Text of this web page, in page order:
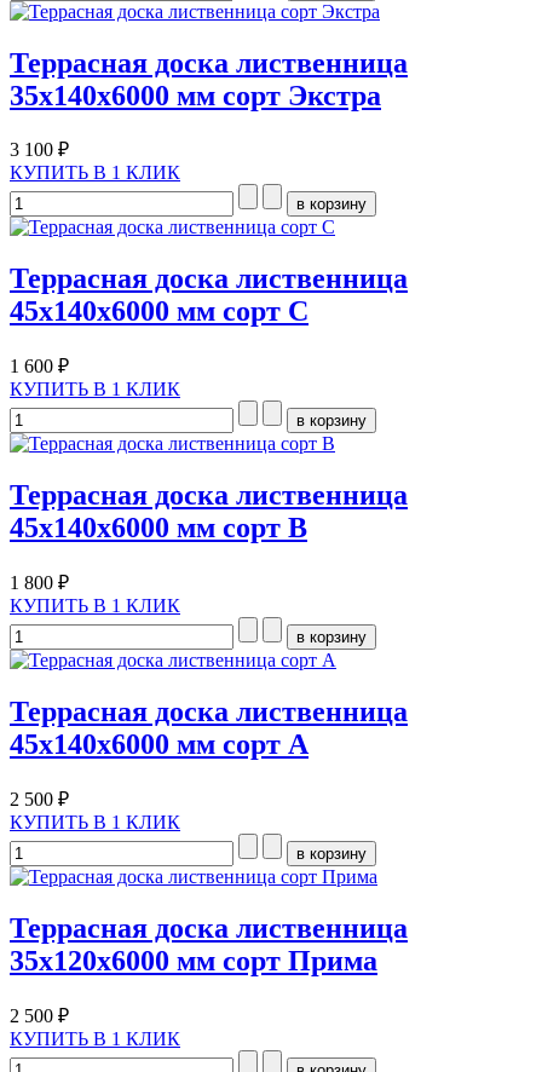
Террасная доска лиственница
35х140х6000 мм сорт Экстра
3 100 ₽
КУПИТЬ В 1 КЛИК
Террасная доска лиственница
45х140х6000 мм сорт С
1 600 ₽
КУПИТЬ В 1 КЛИК
Террасная доска лиственница
45х140х6000 мм сорт В
1 800 ₽
КУПИТЬ В 1 КЛИК
Террасная доска лиственница
45х140х6000 мм сорт А
2 500 ₽
КУПИТЬ В 1 КЛИК
Террасная доска лиственница
35х120х6000 мм сорт Прима
2 500 ₽
КУПИТЬ В 1 КЛИК